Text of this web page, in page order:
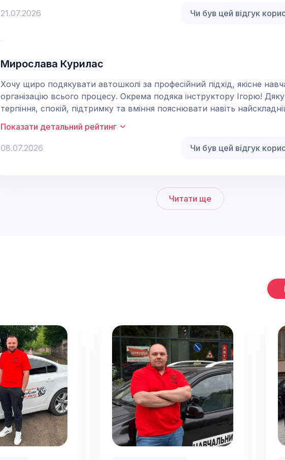
21.07.2026 Чи був цей відгук
Мирослава Курилас
Хочу щиро подякувати автошколі за професійний підхід, якісне
організацію всього процесу. Окрема подяка інструктору Ігорю! Дякую за безмежне
терпіння, спокій, підтримку та вміння пояснювати навіть
зрозуміло. Кожне заняття проходило у дружній атмосфері, без
водночас дуже продуктивно! Щиро дякую за ваші знання, досвід і
Показати детальний рейтинг
08.07.2026 Чи був цей відгук
Читати ще